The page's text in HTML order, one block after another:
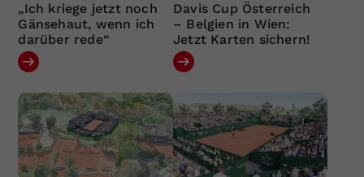
„Ich kriege jetzt noch
Gänsehaut, wenn ich
darüber rede“
Davis Cup Österreich
– Belgien in Wien:
Jetzt Karten sichern!